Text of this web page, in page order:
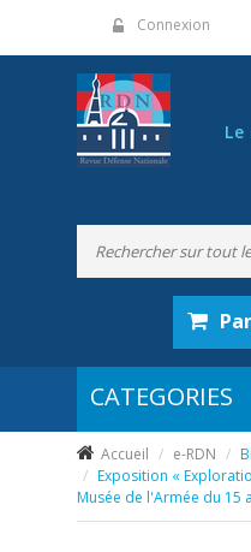
Connexion
Accueil e-RDN
Exposition «
Musée de l'Armée du 15